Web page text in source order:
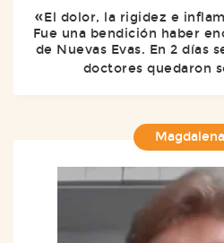
El dolor, la rigidez e
Fue una bendición haber
de Nuevas Evas. En 2 días
doctores quedaron
Magdalena